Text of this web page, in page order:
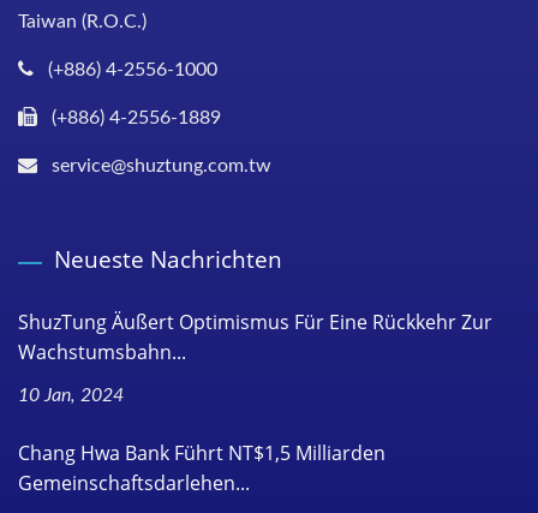
Taiwan (R.O.C.)
(+886) 4-2556-1000
(+886) 4-2556-1889
service@shuztung.com.tw
Neueste Nachrichten
ShuzTung Äußert Optimismus Für Eine Rückkehr Zur
Wachstumsbahn...
10 Jan, 2024
Chang Hwa Bank Führt NT$1,5 Milliarden
Gemeinschaftsdarlehen...